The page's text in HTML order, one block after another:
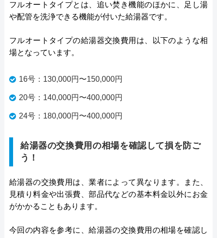
フルオートタイプとは、追い焚き機能のほかに、足し湯
や配管を洗浄できる機能が付いた給湯器です。
フルオートタイプの給湯器交換費用は、以下のような相
場となっています。
16号：130,000円〜150,000円
20号：140,000円〜400,000円
24号：180,000円〜400,000円
給湯器の交換費用の相場を確認して損を防ご
う！
給湯器の交換費用は、業者によって異なります。また、
見積り料金や出張費、部品代などの基本料金以外にお金
がかかることもあります。
今回の内容を参考に、給湯器の交換費用の相場を確認し